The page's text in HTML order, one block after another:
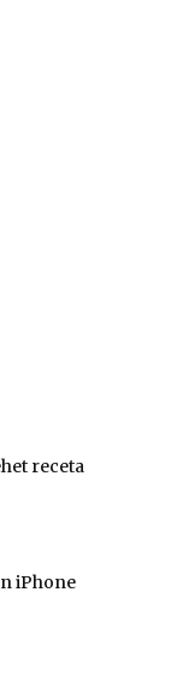
receta
iPhone